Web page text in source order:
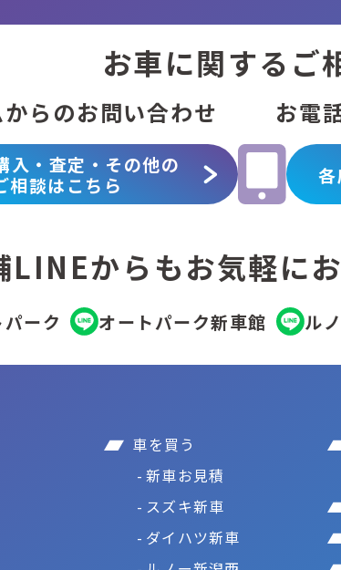
お車に関する ご
らのお問い合わせ
入・査定・その他の
相談はこちら
お電
LINEからもお気軽に
ーク オートパーク新車館 ル
車を買う
新車お見積
スズキ新車
ダイハツ新車